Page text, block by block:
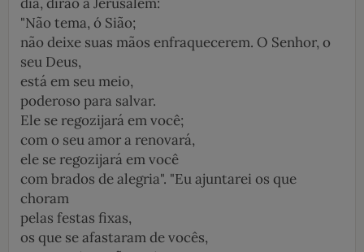
"Não tema, ó Sião;
não deixe suas mãos enfraquecerem. O Senhor, o
seu Deus,
está em seu meio,
poderoso para salvar.
Ele se regozijará em você;
com o seu amor a renovará,
ele se regozijará em você
com brados de alegria". "Eu ajuntarei os que
choram
pelas festas fixas,
os que se afastaram de vocês,